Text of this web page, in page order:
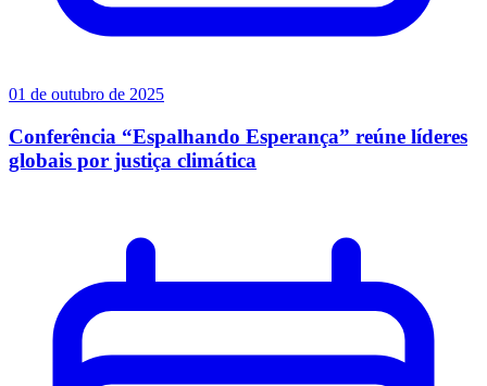
01 de outubro de 2025
Conferência “Espalhando Esperança” reúne líderes
globais por justiça climática